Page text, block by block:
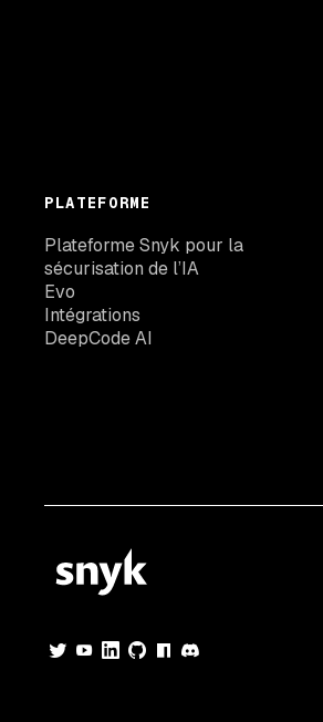
PLATEFORME
Plateforme Snyk pour la
sécurisation de l’IA
Evo
Intégrations
DeepCode AI